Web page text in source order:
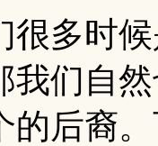
很多时
我们自
的后裔